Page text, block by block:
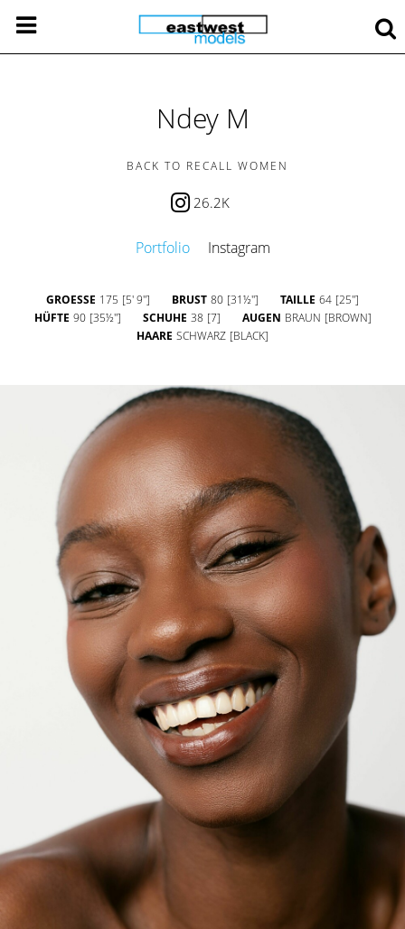
Ndey M
BACK TO RECALL WOMEN
26.2K
Portfolio Instagram
GROESSE 175 [5' 9''] BRUST 80 [31½''] TAILLE 64 [25'']
HÜFTE 90 [35½''] SCHUHE 38 [7] AUGEN BRAUN [BROWN]
HAARE SCHWARZ [BLACK]